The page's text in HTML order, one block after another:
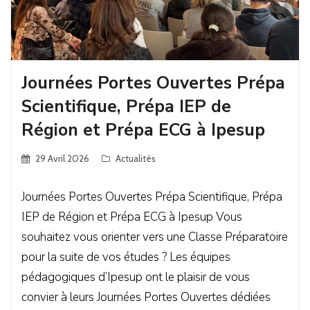
Journées Portes Ouvertes Prépa
Scientifique, Prépa IEP de
Région et Prépa ECG à Ipesup
29 Avril 2026 Actualités
Journées Portes Ouvertes Prépa Scientifique, Prépa
IEP de Région et Prépa ECG à Ipesup Vous
souhaitez vous orienter vers une Classe Préparatoire
pour la suite de vos études ? Les équipes
pédagogiques d’Ipesup ont le plaisir de vous
convier à leurs Journées Portes Ouvertes dédiées